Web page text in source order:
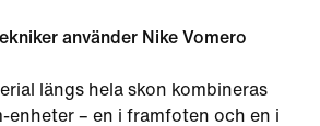
använder Nike Vomero
längs hela skon kombineras
enheter – en i framfoten och en i